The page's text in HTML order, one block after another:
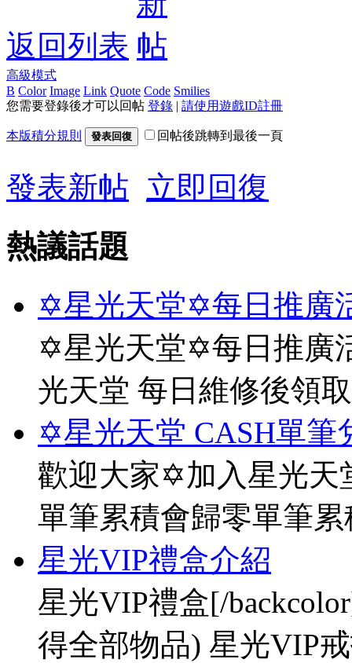
返回列表
高級模式
B Color Image Link Quote Code Smilies
您需要登錄後才可以回帖 登錄 | 請使用遊戲ID註冊
本版積分規則 發表回復 回帖後跳轉到最後一頁
發表新帖 立即回復
熱議話題
✡星光天堂✡每日推廣
✡星光天堂✡每日推廣
光天堂 每日維修後領
✡星光天堂 CASH單筆
歡迎大家✡加入星光天
單筆累積會歸零單筆
星光VIP禮盒介紹
星光VIP禮盒[/
得全部物品) 星光VIP